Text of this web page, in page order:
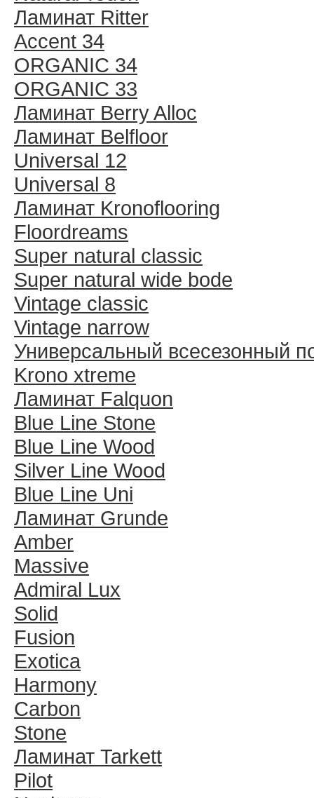
Ламинат Ritter
Accent 34
ORGANIC 34
ORGANIC 33
Ламинат Berry Alloc
Ламинат Belfloor
Universal 12
Universal 8
Ламинат Kronoflooring
Floordreams
Super natural classic
Super natural wide bode
Vintage classic
Vintage narrow
Универсальный всесезонный
Krono xtreme
Ламинат Falquon
Blue Line Stone
Blue Line Wood
Silver Line Wood
Blue Line Uni
Ламинат Grunde
Amber
Massive
Admiral Lux
Solid
Fusion
Exotica
Harmony
Carbon
Stone
Ламинат Tarkett
Pilot